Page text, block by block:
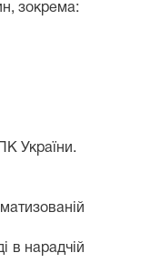
зокрема:
України.
в нарадчій